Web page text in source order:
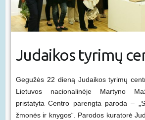
Judaikos tyrimų
Gegužės 22 dieną Judaikos tyrimų
Lietuvos nacionalinėje Martyno
pristatyta Centro parengta paroda –
žmonės ir knygos“. Parodos kuratorė